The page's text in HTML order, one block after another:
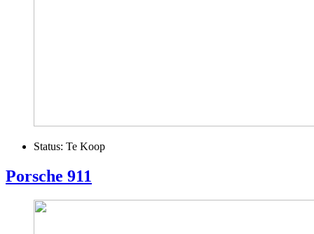
Status: Te Koop
Porsche 911